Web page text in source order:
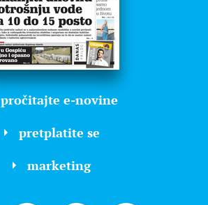
pročitajte e-novine
pretplatite se
marketing